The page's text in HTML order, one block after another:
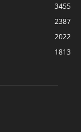
3455
2387
2022
1813